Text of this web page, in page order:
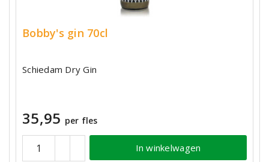
Bobby's gin 70cl
Schiedam Dry Gin
35,95 per fles
In winkelwagen